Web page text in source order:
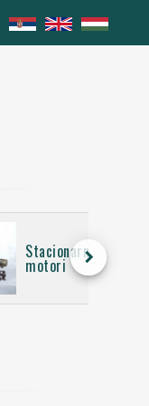
Stacionarni
motori keyboard_arrow_right